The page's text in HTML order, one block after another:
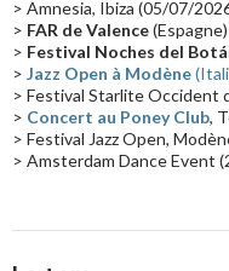
Synthé Roland(15)
(14)
Tournée 2025(14) 2024
> Amnesia, Ibiza (05/07/
> FAR de Valence
> Festival Noches del
> Jazz Open à Modène
> Festival Starlite Occident
> Concert au Poney Club,
> Festival Jazz Open,
> Amsterdam Dance Event